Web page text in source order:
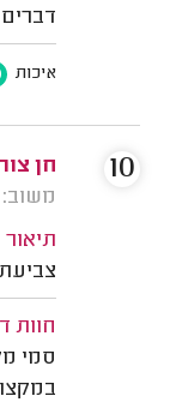
איכות
חן
משוב: 02/03/2026
חוות
סמי
10